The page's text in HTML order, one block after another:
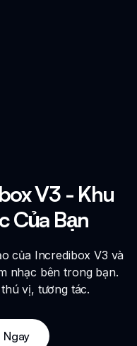
V3 - Khu
Của Bạn
của Incredibox V3 và
nhạc bên trong bạn.
vị, tương tác.
Ngay